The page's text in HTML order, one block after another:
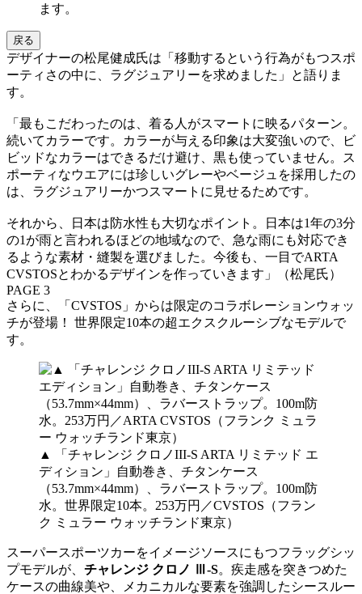
ます。
戻る
デザイナーの松尾健成氏は「移動するという行為がもつスポ
ーティさの中に、ラグジュアリーを求めました」と語りま
す。
「最もこだわったのは、着る人がスマートに映るパターン。
続いてカラーです。カラーが与える印象は大変強いので、ビ
ビッドなカラーはできるだけ避け、黒も使っていません。ス
ポーティなウエアには珍しいグレーやベージュを採用したの
は、ラグジュアリーかつスマートに見せるためです。
それから、日本は防水性も大切なポイント。日本は1年の3分
の1が雨と言われるほどの地域なので、急な雨にも対応でき
るような素材・縫製を選びました。今後も、一目でARTA
CVSTOSとわかるデザインを作っていきます」（松尾氏）
PAGE 3
さらに、「CVSTOS」からは限定のコラボレーションウォッ
チが登場！ 世界限定10本の超エクスクルーシブなモデルで
す。
▲ 「チャレンジ クロノIII-S ARTA リミテッド エ
ディション」自動巻き、チタンケース
（53.7mm×44mm）、ラバーストラップ。100m防
水。世界限定10本。253万円／CVSTOS（フラン
ク ミュラー ウォッチランド東京）
スーパースポーツカーをイメージソースにもつフラッグシッ
プモデルが、 チャレンジ クロノ Ⅲ-S。疾走感を突きつめた
ケースの曲線美や、メカニカルな要素を強調したシースルー